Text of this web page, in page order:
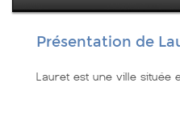
Présentation de
Lauret est une ville située